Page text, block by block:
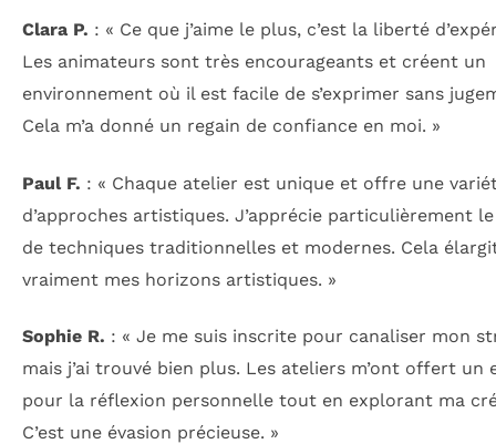
Clara P. : « Ce que j’aime le plus, c’est la liberté
Les animateurs sont très encourageants et créent un
environnement où il est facile de s’exprimer sans
Cela m’a donné un regain de confiance en moi. »
Paul F. : « Chaque atelier est unique et offre une
d’approches artistiques. J’apprécie particulièrement
de techniques traditionnelles et modernes. Cela
vraiment mes horizons artistiques. »
Sophie R. : « Je me suis inscrite pour canaliser mon
mais j’ai trouvé bien plus. Les ateliers m’ont offert un
pour la réflexion personnelle tout en explorant ma
C’est une évasion précieuse. »